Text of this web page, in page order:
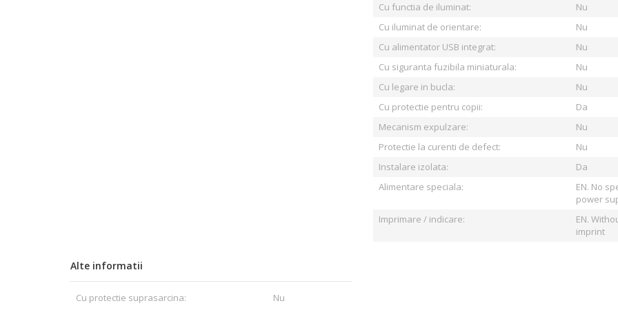
Cu functia de iluminat:
Nu
Cu iluminat de orientare:
Nu
Cu alimentator USB integrat:
Nu
Cu siguranta fuzibila miniaturala:
Nu
Cu legare in bucla:
Nu
Cu protectie pentru copii:
Da
Mecanism expulzare:
Nu
Protectie la curenti de defect:
Nu
Instalare izolata:
Da
Alimentare speciala:
EN. No
power
Imprimare / indicare:
EN.
imprint
Alte informatii
Cu protectie suprasarcina: Nu